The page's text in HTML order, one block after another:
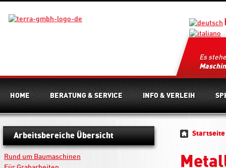
Es
HOME BERATUNG & SERVICE INFO & VERLEIH
Arbeitsbereiche Übersicht
Rund um Baumaschinen
Startseite